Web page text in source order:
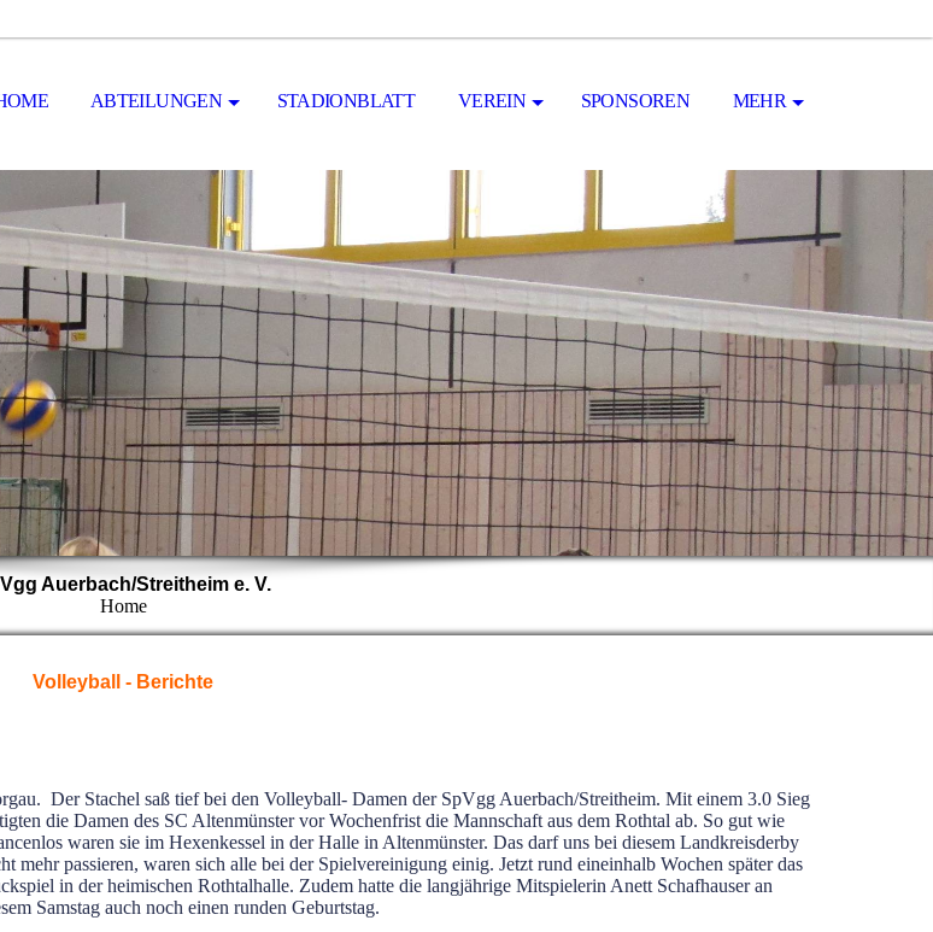
ABTEILUNGEN STADIONBLATT VEREIN SPONSOREN MEHR
Auerbach/Streitheim e. V.
Home
Volleyball - Berichte
Der Stachel saß tief bei den Volleyball- Damen der SpVgg Auerbach/Streitheim. Mit einem 3.0 Sieg
die Damen des SC Altenmünster vor Wochenfrist die Mannschaft aus dem Rothtal ab. So gut wie
waren sie im Hexenkessel in der Halle in Altenmünster. Das darf uns bei diesem Landkreisderby
mehr passieren, waren sich alle bei der Spielvereinigung einig. Jetzt rund eineinhalb Wochen später das
in der heimischen Rothtalhalle. Zudem hatte die langjährige Mitspielerin Anett Schafhauser an
Samstag auch noch einen runden Geburtstag.